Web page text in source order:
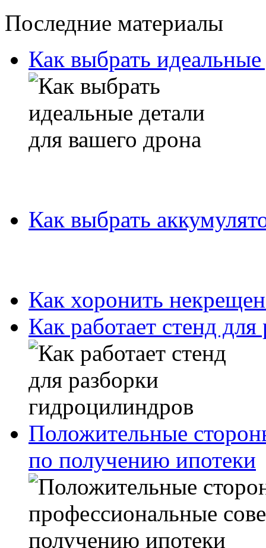
Последние материалы
Как выбрать
Как выбрать
Как хоронить
Как работает стенд
Положительные
по получению ипотеки